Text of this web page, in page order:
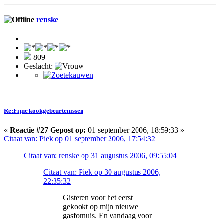
renske
809
Geslacht:
Re:Fijne kookgebeurtenissen
« Reactie #27 Gepost op: 01 september 2006, 18:59:33 »
Citaat van: Piek op 01 september 2006, 17:54:32
Citaat van: renske op 31 augustus 2006, 09:55:04
Citaat van: Piek op 30 augustus 2006,
22:35:32
Gisteren voor het eerst
gekookt op mijn nieuwe
gasfornuis. En vandaag voor